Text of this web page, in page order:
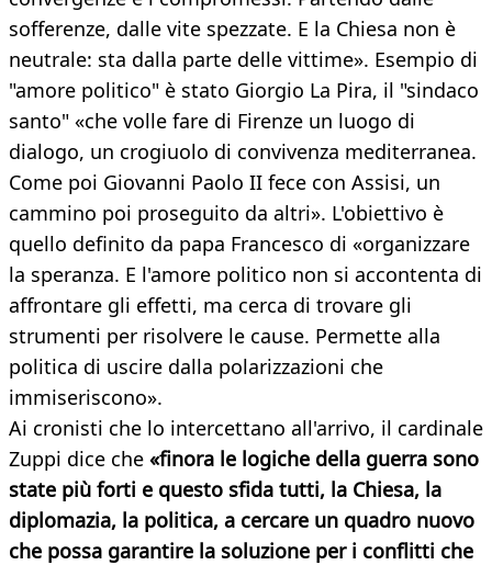
sofferenze, dalle vite spezzate. E la Chiesa non è
neutrale: sta dalla parte delle vittime». Esempio di
"amore politico" è stato Giorgio La Pira, il "sindaco
santo" «che volle fare di Firenze un luogo di
dialogo, un crogiuolo di convivenza mediterranea.
Come poi Giovanni Paolo II fece con Assisi, un
cammino poi proseguito da altri». L'obiettivo è
quello definito da papa Francesco di «organizzare
la speranza. E l'amore politico non si accontenta di
affrontare gli effetti, ma cerca di trovare gli
strumenti per risolvere le cause. Permette alla
politica di uscire dalla polarizzazioni che
immiseriscono».
Ai cronisti che lo intercettano all'arrivo, il cardinale
Zuppi dice che «finora le logiche della guerra sono
state più forti e questo sfida tutti, la Chiesa, la
diplomazia, la politica, a cercare un quadro nuovo
che possa garantire la soluzione per i conflitti che